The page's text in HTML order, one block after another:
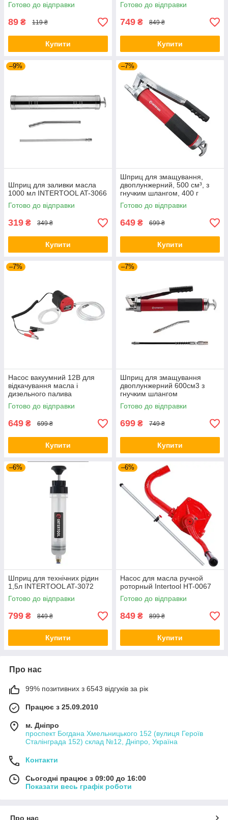
Готово до відправки
89 ₴ 119 ₴
Купити
Готово до відправки
749 ₴ 849 ₴
Купити
–9%
Шприц для заливки масла
1000 мл INTERTOOL AT-3066
Готово до відправки
319 ₴ 349 ₴
Купити
–7%
Шприц для змащування,
двоплунжерний, 500 см³, з
гнучким шлангом, 400 г
Intertool AT-3060
Готово до відправки
649 ₴ 699 ₴
Купити
–7%
Насос вакуумний 12В для
відкачування масла і
дизельного палива
INTERTOOL AC-0006
Готово до відправки
649 ₴ 699 ₴
Купити
–7%
Шприц для змащування
двоплунжерний 600см3 з
гнучким шлангом
INTERTOOL HT-0060
Готово до відправки
699 ₴ 749 ₴
Купити
–6%
Шприц для технічних рідин
1,5л INTERTOOL AT-3072
Готово до відправки
799 ₴ 849 ₴
Купити
–6%
Насос для масла ручной
роторный Intertool HT-0067
Готово до відправки
849 ₴ 899 ₴
Купити
Про нас
99% позитивних з 6543 відгуків за рік
Працює з 25.09.2010
м. Дніпро
проспект Богдана Хмельницького 152 (вулиця Героїв
Сталінграда 152) склад №12, Дніпро, Україна
Контакти
Сьогодні працює з 09:00 до 16:00
Показати весь графік роботи
Про нас